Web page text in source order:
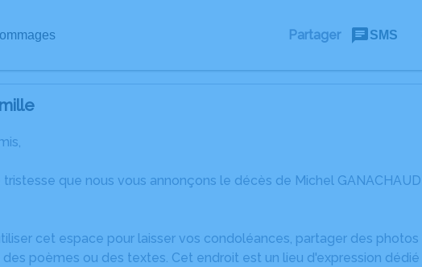
Partager SMS
tristesse que nous vous annonçons le décès de Michel
cet espace pour laisser vos condoléances, partager des
poèmes ou des textes. Cet endroit est un lieu d'expression